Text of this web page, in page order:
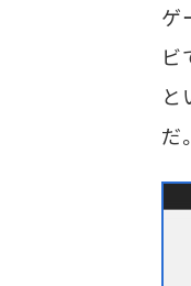
ゲ
ビ
と
だ。